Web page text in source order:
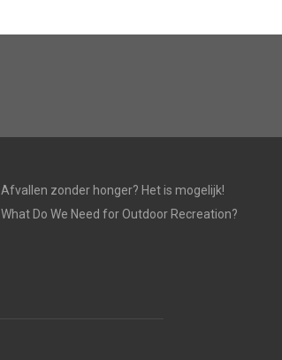
Afvallen zonder honger? Het is mogelijk!
What Do We Need for Outdoor Recreation?